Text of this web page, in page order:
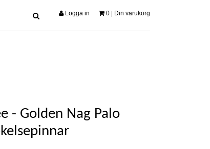
Logga in 0 | Din varukorg
- Golden Nag Palo